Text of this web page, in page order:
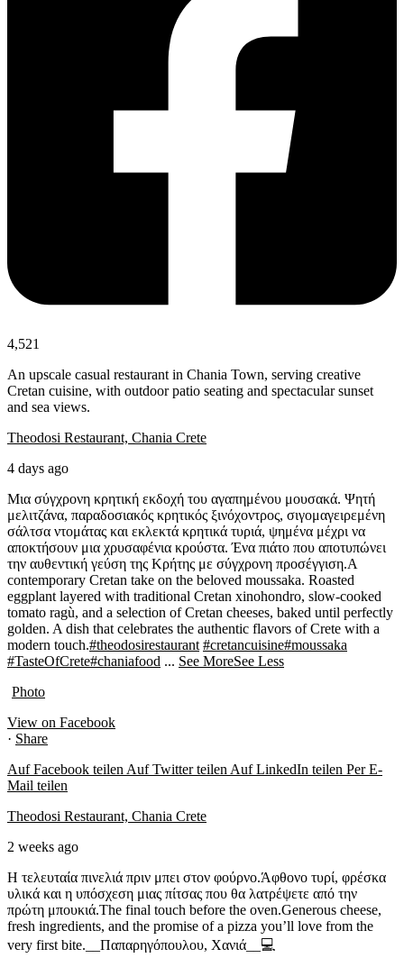
4,521
An upscale casual restaurant in Chania Town, serving creative
Cretan cuisine, with outdoor patio seating and spectacular sunset
and sea views.
Theodosi Restaurant, Chania Crete
4 days ago
Μια σύγχρονη κρητική εκδοχή του αγαπημένου μουσακά. Ψητή
μελιτζάνα, παραδοσιακός κρητικός ξινόχοντρος, σιγομαγειρεμένη
σάλτσα ντομάτας και εκλεκτά κρητικά τυριά, ψημένα μέχρι να
αποκτήσουν μια χρυσαφένια κρούστα. Ένα πιάτο που αποτυπώνει
την αυθεντική γεύση της Κρήτης με σύγχρονη προσέγγιση.A
contemporary Cretan take on the beloved moussaka. Roasted
eggplant layered with traditional Cretan xinohondro, slow-cooked
tomato ragù, and a selection of Cretan cheeses, baked until perfectly
golden. A dish that celebrates the authentic flavors of Crete with a
modern touch.#theodosirestaurant #cretancuisine#moussaka
#TasteOfCrete#chaniafood ... See MoreSee Less
Photo
View on Facebook
· Share
Auf Facebook teilenAuf Twitter teilenAuf LinkedIn teilen Per E-
Mail teilen
Theodosi Restaurant, Chania Crete
2 weeks ago
Η τελευταία πινελιά πριν μπει στον φούρνο.Άφθονο τυρί, φρέσκα
υλικά και η υπόσχεση μιας πίτσας που θα λατρέψετε από την
πρώτη μπουκιά.The final touch before the oven.Generous cheese,
fresh ingredients, and the promise of a pizza you’ll love from the
very first bite. __Παπαρηγόπουλου, Χανιά__ 💻